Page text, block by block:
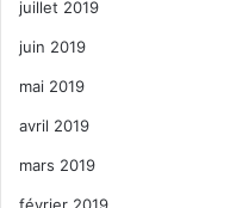
juillet 2019
juin 2019
mai 2019
avril 2019
mars 2019
février 2019